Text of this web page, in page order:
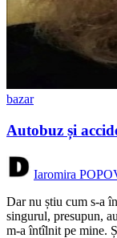
bazar
Autobuz și
Iaromira
Dar nu știu cum s-a
singurul, presupun,
m-a întîlnit pe mine.